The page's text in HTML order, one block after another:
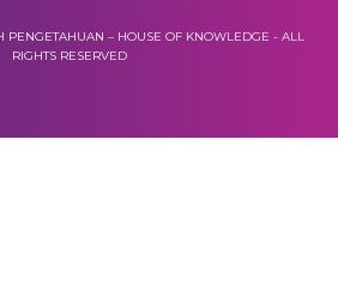
PENGETAHUAN – HOUSE OF KNOWLEDGE - ALL
RIGHTS RESERVED